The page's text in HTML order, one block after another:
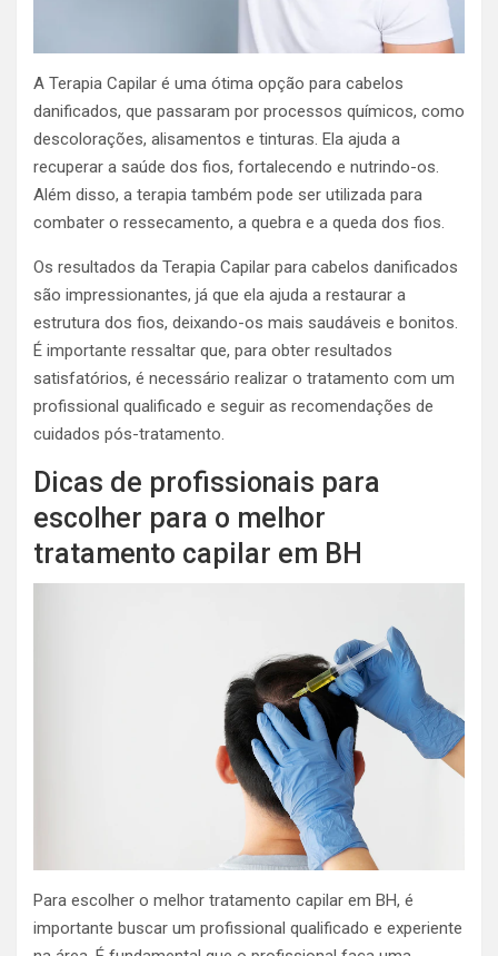
A Terapia Capilar é uma ótima opção para cabelos
danificados, que passaram por processos químicos, como
descolorações, alisamentos e tinturas. Ela ajuda a
recuperar a saúde dos fios, fortalecendo e nutrindo-os.
Além disso, a terapia também pode ser utilizada para
combater o ressecamento, a quebra e a queda dos fios.
Os resultados da Terapia Capilar para cabelos danificados
são impressionantes, já que ela ajuda a restaurar a
estrutura dos fios, deixando-os mais saudáveis e bonitos.
É importante ressaltar que, para obter resultados
satisfatórios, é necessário realizar o tratamento com um
profissional qualificado e seguir as recomendações de
cuidados pós-tratamento.
Dicas de profissionais para
escolher para o melhor
tratamento capilar em BH
Para escolher o melhor tratamento capilar em BH, é
importante buscar um profissional qualificado e experiente